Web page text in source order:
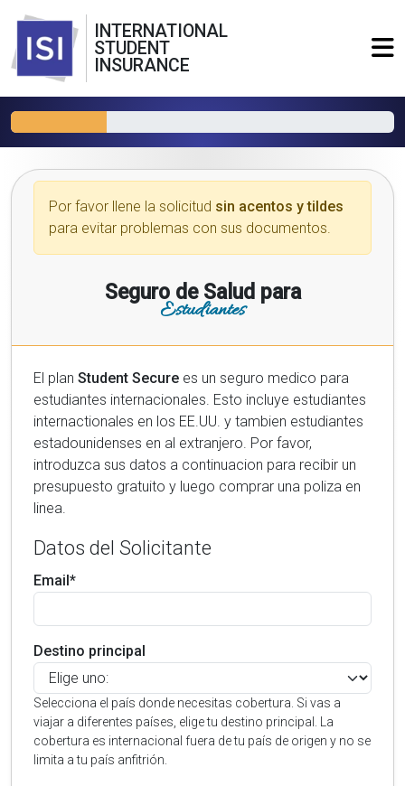
INTERNATIONAL
STUDENT
INSURANCE
Por favor llene la solicitud sin acentos y tildes
para evitar problemas con sus documentos.
Seguro de Salud para
Estudiantes
El plan Student Secure es un seguro medico para
estudiantes internacionales. Esto incluye estudiantes
internactionales en los EE.UU. y tambien estudiantes
estadounidenses en al extranjero. Por favor,
introduzca sus datos a continuacion para recibir un
presupuesto gratuito y luego comprar una poliza en
linea.
Datos del Solicitante
Email*
Destino principal
Selecciona el país donde necesitas cobertura. Si vas a
viajar a diferentes países, elige tu destino principal. La
cobertura es internacional fuera de tu país de origen y no se
limita a tu país anfitrión.